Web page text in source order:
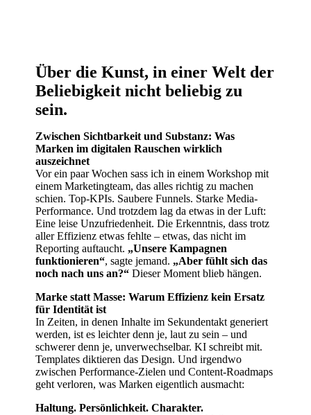
Über die Kunst, in einer Welt der
Beliebigkeit nicht beliebig zu
sein.
Zwischen Sichtbarkeit und Substanz: Was
Marken im digitalen Rauschen wirklich
auszeichnet
Vor ein paar Wochen sass ich in einem Workshop mit
einem Marketingteam, das alles richtig zu machen
schien. Top-KPIs. Saubere Funnels. Starke Media-
Performance. Und trotzdem lag da etwas in der Luft:
Eine leise Unzufriedenheit. Die Erkenntnis, dass trotz
aller Effizienz etwas fehlte – etwas, das nicht im
Reporting auftaucht. „Unsere Kampagnen
funktionieren“, sagte jemand. „Aber fühlt sich das
noch nach uns an?“ Dieser Moment blieb hängen.
Marke statt Masse: Warum Effizienz kein Ersatz
für Identität ist
In Zeiten, in denen Inhalte im Sekundentakt generiert
werden, ist es leichter denn je, laut zu sein – und
schwerer denn je, unverwechselbar. KI schreibt mit.
Templates diktieren das Design. Und irgendwo
zwischen Performance-Zielen und Content-Roadmaps
geht verloren, was Marken eigentlich ausmacht:
Haltung. Persönlichkeit. Charakter.